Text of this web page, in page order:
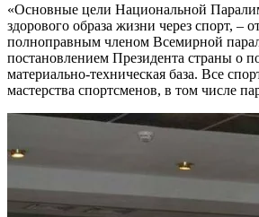
«Основные цели Национальной
здорового образа жизни через спорт,
полноправным членом Всемирной
постановлением Президента страны о
материально-техническая база. Все
мастерства спортсменов, в том числе